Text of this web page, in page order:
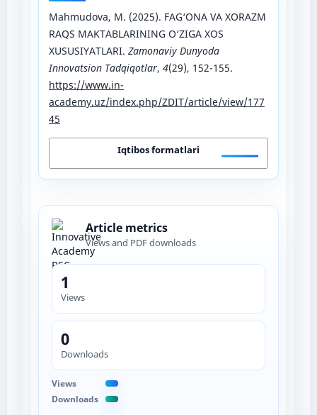
Mahmudova, M. (2025). FAG‘ONA VA XORAZM
RAQS MAKTABLARINING O‘ZIGA XOS
XUSUSIYATLARI. Zamonaviy Dunyoda
Innovatsion Tadqiqotlar, 4(29), 152-155.
https://www.in-
academy.uz/index.php/ZDIT/article/view/177
45
Iqtibos formatlari
Article metrics
Views and PDF downloads
1
Views
0
Downloads
Views
Downloads